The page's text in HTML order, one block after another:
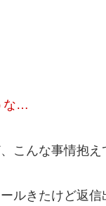
な…
こんな事情抱
ルきたけど返